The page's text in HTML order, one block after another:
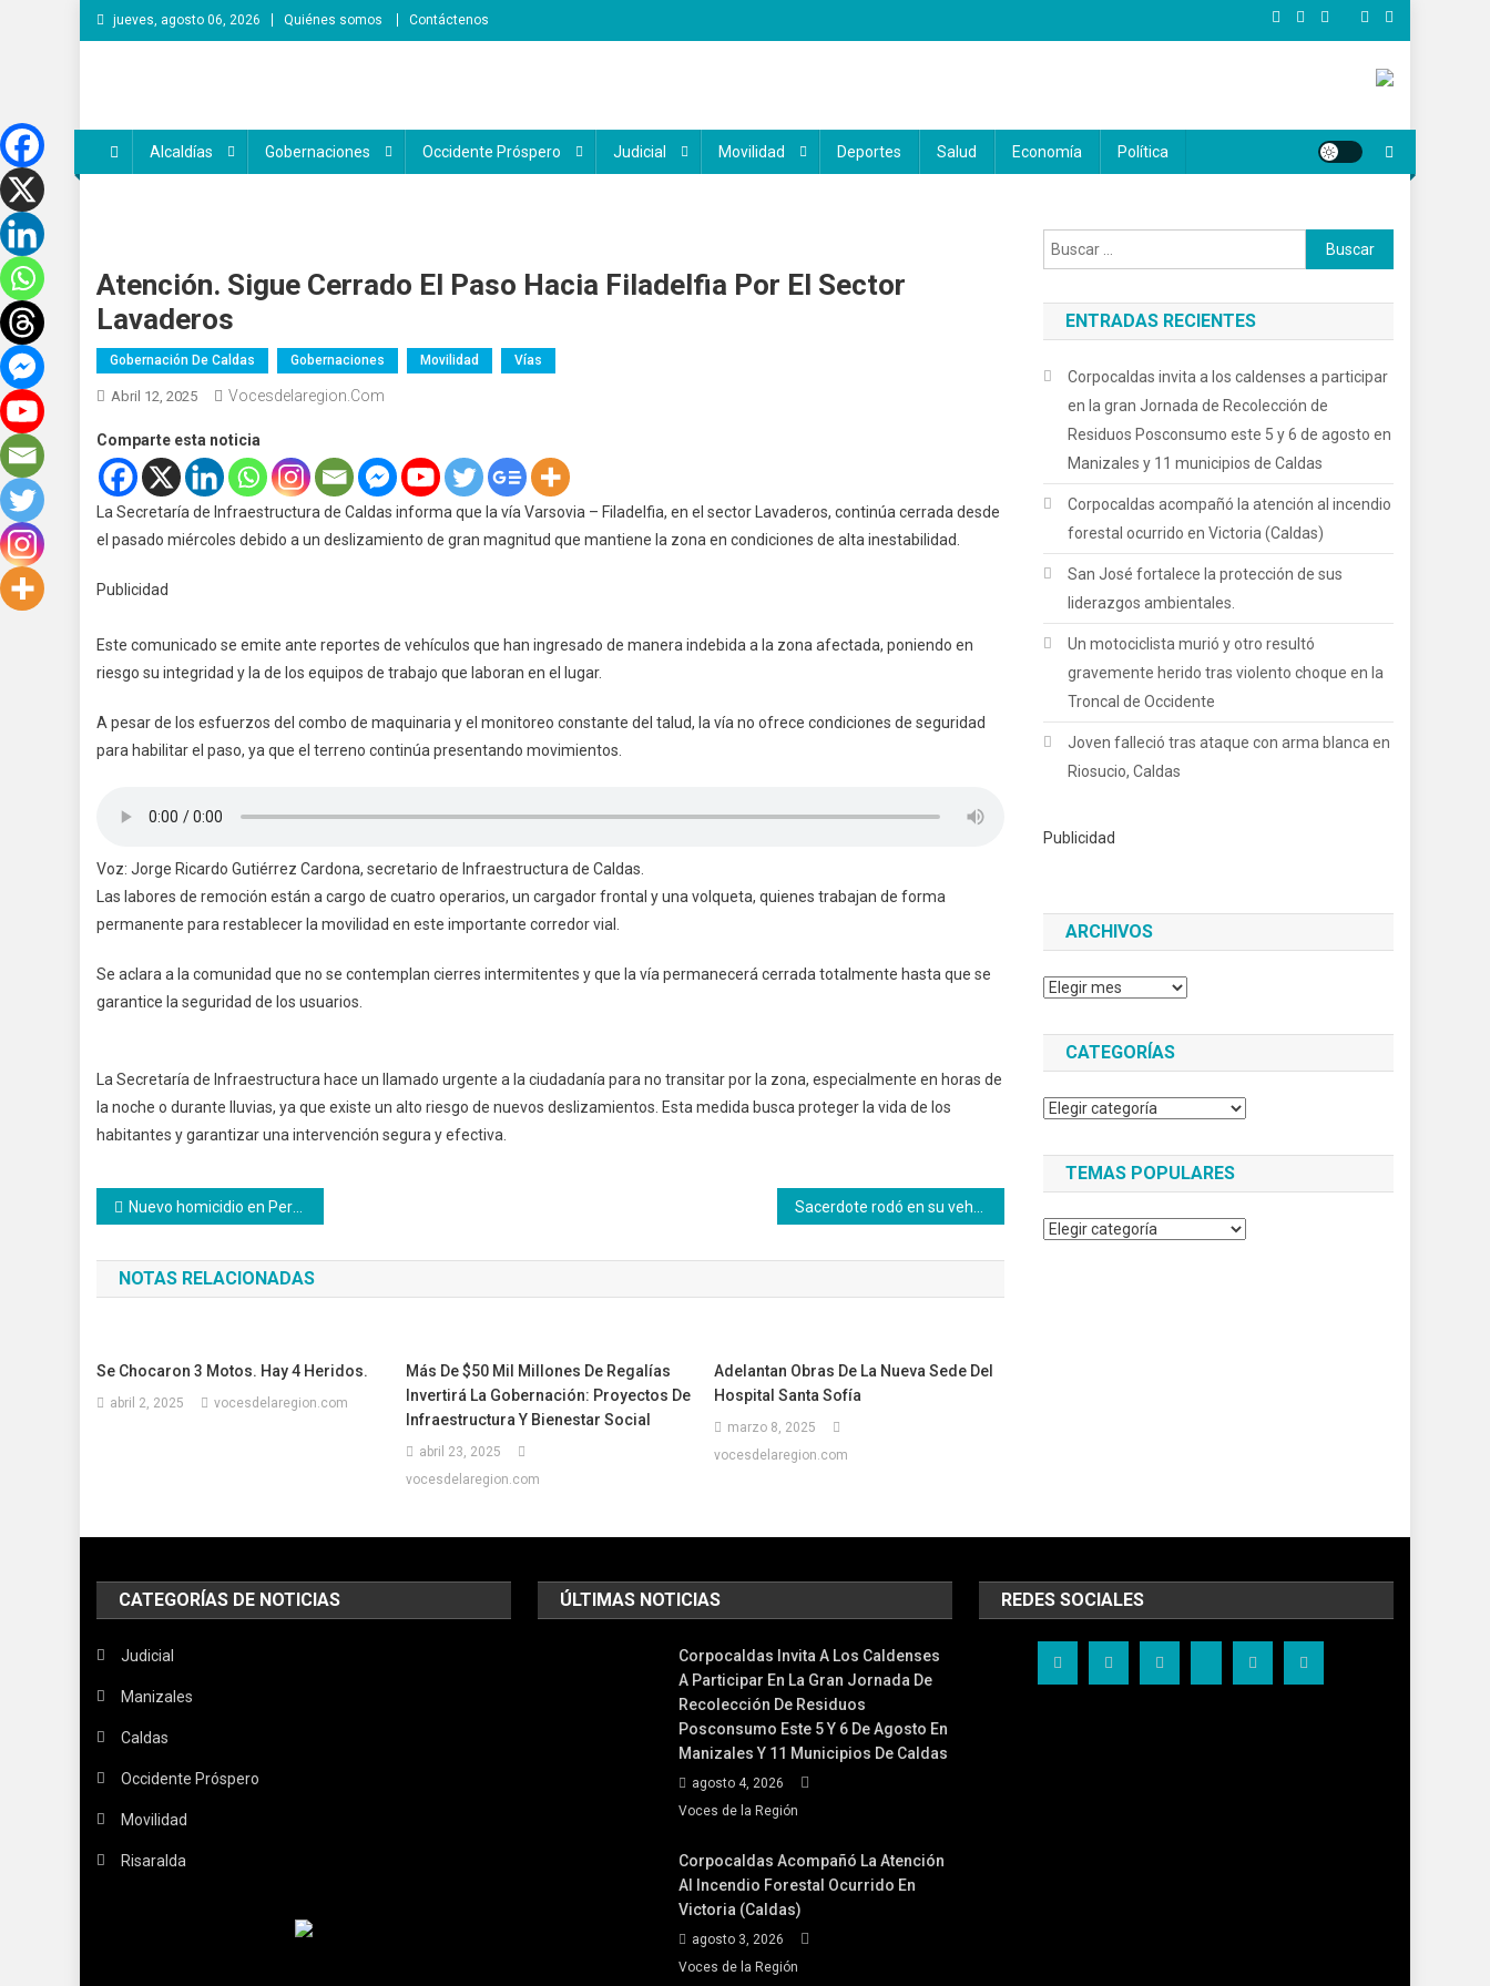
Saltar
al
jueves, agosto 06, 2026 Quiénes somos Contáctenos
Alcaldías Gobernaciones Occidente Próspero Judicial Movilidad Deportes Salud Economía Política
Atención. Sigue Cerrado El Paso Hacia Filadelfia Por El Sector
Lavaderos
Gobernación De Caldas Gobernaciones Movilidad Vías
Abril 12, 2025 Vocesdelaregion.com
Comparte esta noticia
La Secretaría de Infraestructura de Caldas informa que la vía Varsovia – Filadelfia, en el sector Lavaderos, continúa cerrada desde
el pasado miércoles debido a un deslizamiento de gran magnitud que mantiene la zona en condiciones de alta inestabilidad.
Publicidad
Este comunicado se emite ante reportes de vehículos que han ingresado de manera indebida a la zona afectada, poniendo en
riesgo su integridad y la de los equipos de trabajo que laboran en el lugar.
A pesar de los esfuerzos del combo de maquinaria y el monitoreo constante del talud, la vía no ofrece condiciones de seguridad
para habilitar el paso, ya que el terreno continúa presentando movimientos.
Voz: Jorge Ricardo Gutiérrez Cardona, secretario de Infraestructura de Caldas.
Las labores de remoción están a cargo de cuatro operarios, un cargador frontal y una volqueta, quienes trabajan de forma
permanente para restablecer la movilidad en este importante corredor vial.
Se aclara a la comunidad que no se contemplan cierres intermitentes y que la vía permanecerá cerrada totalmente hasta que se
garantice la seguridad de los usuarios.
La Secretaría de Infraestructura hace un llamado urgente a la ciudadanía para no transitar por la zona, especialmente en horas de
la noche o durante lluvias, ya que existe un alto riesgo de nuevos deslizamientos. Esta medida busca proteger la vida de los
habitantes y garantizar una intervención segura y efectiva.
Navegación
de
entradas
Nuevo homicidio en Pereira
NOTAS RELACIONADAS
Se Chocaron 3 Motos. Hay 4 Heridos.
abril 2, 2025 vocesdelaregion.com
Más De $50 Mil Millones De Regalías
Invertirá La Gobernación: Proyectos De
Infraestructura Y Bienestar Social
abril 23, 2025
vocesdelaregion.com
Adelantan Obras De La Nueva Sede Del
Hospital Santa Sofía
marzo 8, 2025
vocesdelaregion.com
Buscar:
ENTRADAS RECIENTES
Corpocaldas invita a los caldenses a participar
en la gran Jornada de Recolección de
Residuos Posconsumo este 5 y 6 de agosto en
Manizales y 11 municipios de Caldas
Corpocaldas acompañó la atención al incendio
forestal ocurrido en Victoria (Caldas)
San José fortalece la protección de sus
liderazgos ambientales.
Un motociclista murió y otro resultó
gravemente herido tras violento choque en la
Troncal de Occidente
Joven falleció tras ataque con arma blanca en
Riosucio, Caldas
Publicidad
ARCHIVOS
Archivos
CATEGORÍAS
Categorías
TEMAS POPULARES
Temas
CATEGORÍAS DE NOTICIAS
Judicial
Manizales
Caldas
Occidente Próspero
Movilidad
Risaralda
ÚLTIMAS NOTICIAS
Corpocaldas Invita A Los Caldenses
A Participar En La Gran Jornada De
Recolección De Residuos
Posconsumo Este 5 Y 6 De Agosto En
Manizales Y 11 Municipios De Caldas
agosto 4, 2026
Voces de la Región
Corpocaldas Acompañó La Atención
Al Incendio Forestal Ocurrido En
Victoria (Caldas)
agosto 3, 2026
Voces de la Región
REDES SOCIALES